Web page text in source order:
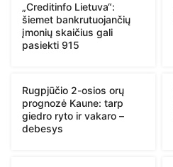
„Creditinfo Lietuva“:
šiemet bankrutuojančių
įmonių skaičius gali
pasiekti 915
Rugpjūčio 2-osios orų
prognozė Kaune: tarp
giedro ryto ir vakaro –
debesys